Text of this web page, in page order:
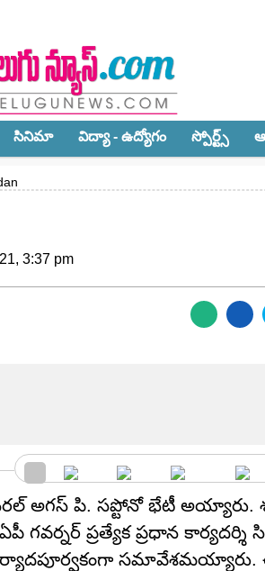
సినిమా విద్యా - ఉద్యోగం స్పోర్ట్స్‌
3:37 pm
అగస్ పి. సప్టోనో భేటీ అయ్యారు.
గవర్నర్ ప్రత్యేక ప్రధాన